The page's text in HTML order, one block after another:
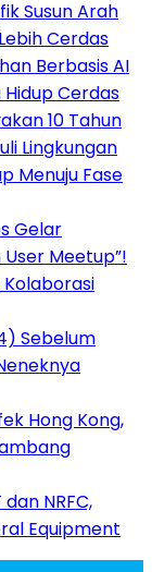
Susun Arah
Cerdas
Berbasis AI
Cerdas
10 Tahun
Lingkungan
Menuju Fase
Gelar
Meetup”!
Sebelum
Hong Kong,
NRFC,
Equipment